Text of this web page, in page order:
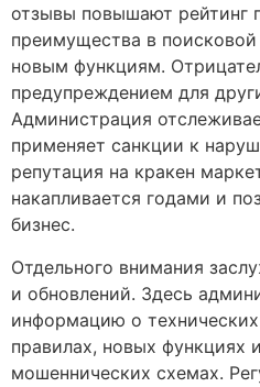
отзывы повышают рейтинг
преимущества в
новым функциям.
предупреждением для
Администрация
применяет санкции к
репутация на кракен
накапливается годами и
бизнес.
Отдельного внимания
и обновлений. Здесь
информацию о
правилах, новых функциях
мошеннических схемах.